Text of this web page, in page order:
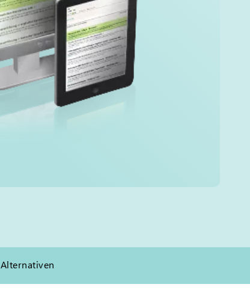
Alternativen